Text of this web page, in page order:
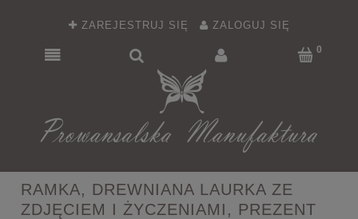
ZAREJESTRUJ SIĘ ZALOGUJ SIĘ
RAMKA, DREWNIANA LAURKA ZE
ZDJĘCIEM I ŻYCZENIAMI, PREZENT